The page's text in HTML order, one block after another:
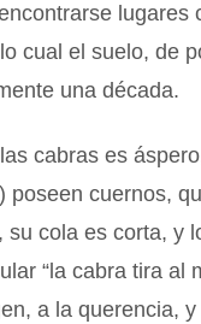
lugares
cual el suelo, de
una década.
cabras es
poseen cuernos,
su cola es corta, y
“la cabra tira al
a la querencia,